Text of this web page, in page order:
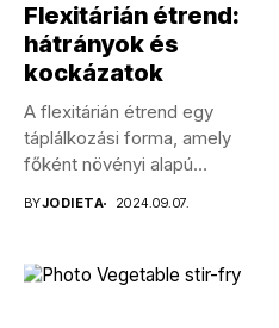
Flexitárián étrend:
hátrányok és
kockázatok
A flexitárián étrend egy
táplálkozási forma, amely
főként növényi alapú
BYJODIETA 2024.09.07.